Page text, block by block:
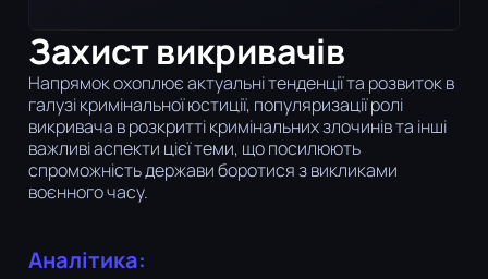
Захист викривачів
Напрямок охоплює актуальні тенденції та розвиток в
галузі кримінальної юстиції, популяризації ролі
викривача в розкритті кримінальних злочинів та інші
важливі аспекти цієї теми, що посилюють
спроможність держави боротися з викликами
воєнного часу.
Аналітика: